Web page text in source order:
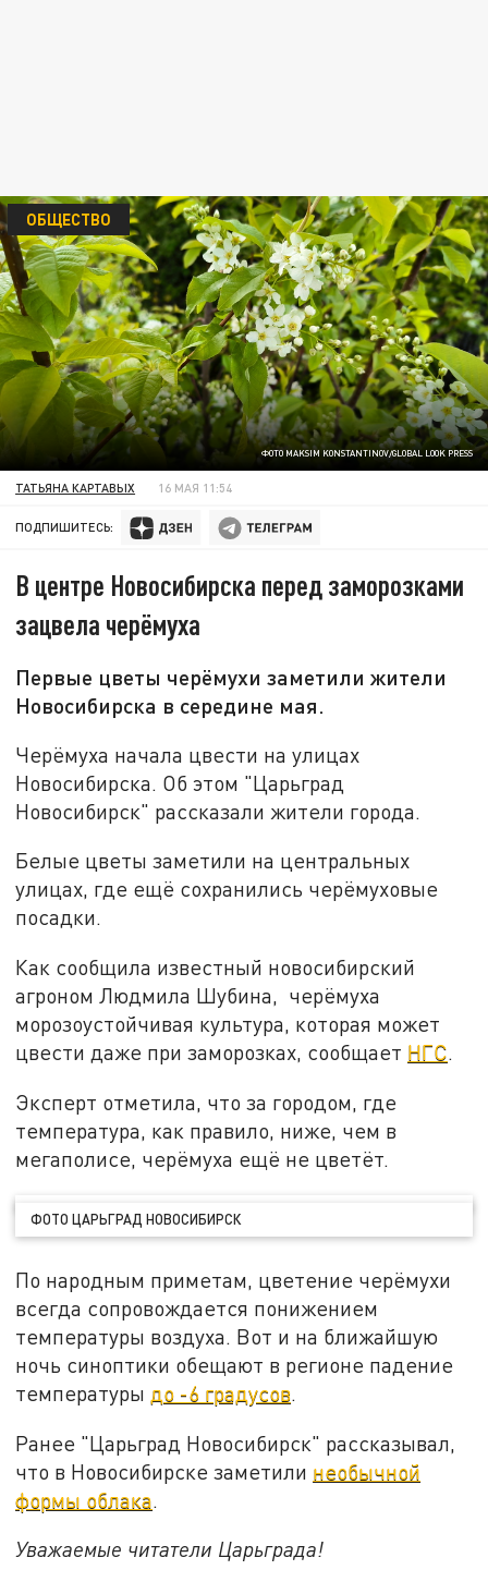
ФОТО MAKSIM KONSTANTINOV/GLOBAL LOOK PRESS
ОБЩЕСТВО
ТАТЬЯНА КАРТАВЫХ 16 МАЯ 11:54
ПОДПИШИТЕСЬ:
В центре Новосибирска перед заморозками
зацвела черёмуха
Первые цветы черёмухи заметили жители
Новосибирска в середине мая.
Черёмуха начала цвести на улицах
Новосибирска. Об этом "Царьград
Новосибирск" рассказали жители города.
Белые цветы заметили на центральных
улицах, где ещё сохранились черёмуховые
посадки.
Как сообщила известный новосибирский
агроном Людмила Шубина, черёмуха
морозоустойчивая культура, которая может
цвести даже при заморозках, сообщает НГС.
Эксперт отметила, что за городом, где
температура, как правило, ниже, чем в
мегаполисе, черёмуха ещё не цветёт.
ФОТО ЦАРЬГРАД НОВОСИБИРСК
По народным приметам, цветение черёмухи
всегда сопровождается понижением
температуры воздуха. Вот и на ближайшую
ночь синоптики обещают в регионе падение
температуры до -6 градусов.
Ранее "Царьград Новосибирск" рассказывал,
что в Новосибирске заметили необычной
формы облака.
Уважаемые читатели Царьграда!